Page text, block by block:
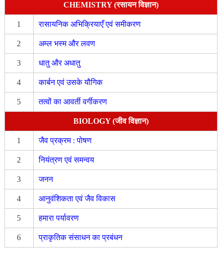
CHEMISTRY (रसायन विज्ञान)
1 रासायनिक अभिक्रियाएँ एवं समीकरण
2 अम्ल भस्म और लवण
3 धातु और अधातु
4 कार्बन एवं उसके यौगिक
5 तत्वों का आवर्ती वर्गीकरण
BIOLOGY (जीव विज्ञान)
1 जैव प्रक्रम : पोषण
2 नियंत्रण एवं समन्वय
3 जनन
4 आनुवंशिकता एवं जैव विकास
5 हमारा पर्यावरण
6 प्राकृतिक संसाधन का प्रबंधन